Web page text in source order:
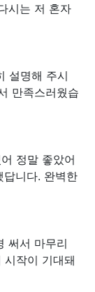
시는 저 혼자
설명해 주시
만족스러웠습
정말 좋았어
답니다. 완벽한
써서 마무리
작이 기대돼